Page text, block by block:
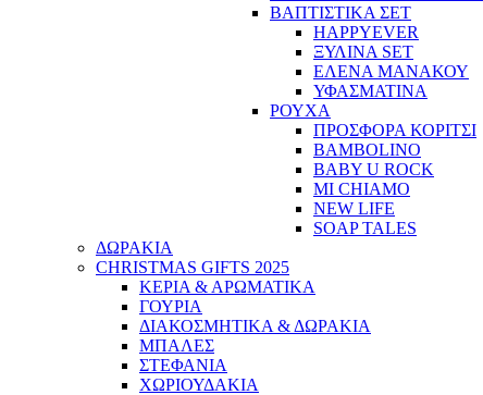
ΒΑΠΤΙΣΤΙΚΑ ΣΕΤ
HAPPYEVER
ΞΥΛΙΝΑ SET
ΕΛΕΝΑ ΜΑΝΑΚΟΥ
ΥΦΑΣΜΑΤΙΝΑ
ΡΟΥΧΑ
ΠΡΟΣΦΟΡΑ ΚΟΡΙΤΣΙ
BAMBOLINO
BABY U ROCK
MI CHIAMO
NEW LIFE
SOAP TALES
ΔΩΡΑΚΙΑ
CHRISTMAS GIFTS 2025
ΚΕΡΙΑ & ΑΡΩΜΑΤΙΚΑ
ΓΟΥΡΙΑ
ΔΙΑΚΟΣΜΗΤΙΚΑ & ΔΩΡΑΚΙΑ
ΜΠΑΛΕΣ
ΣΤΕΦΑΝΙΑ
ΧΩΡΙΟΥΔΑΚΙΑ